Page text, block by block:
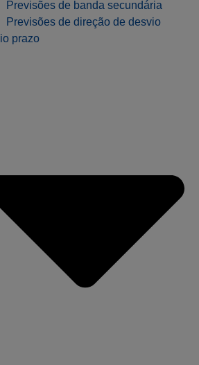
Previsões de banda secundária
Previsões de direção de desvio
prazo